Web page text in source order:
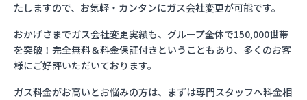
たしますので、お気軽・カンタンにガス会社変更が可能です。
おかげさまでガス会社変更実績も、グループ全体で150,000世帯
を突破！完全無料＆料金保証付きということもあり、多くのお客
様にご好評いただいております。
ガス料金がお高いとお悩みの方は、まずは専門スタッフへ料金相